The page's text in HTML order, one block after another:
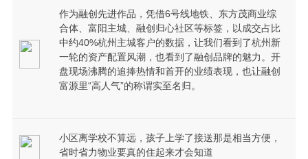
作为融创先进作品，凭借6号线地铁、东方茂商业综
合体、富阳主城、融创归心社区等标签，以成交占比
中约40%杭州主城客户的数据，让我们看到了杭州新
一轮的资产配置风潮，也看到了融创品牌的魅力。开
盘现场沸腾的追捧热情和首开的业绩表现，也让融创
富源里“高人气”的称谓实至名归。
小区离学校不算远，孩子上学了接送那是相当方便，
省时省力物业要真的住起来才会知道